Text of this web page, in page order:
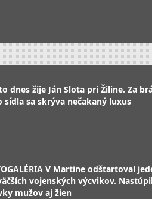
dnes žije Ján Slota pri Žiline. Za
sídla sa skrýva nečakaný luxus
V Martine odštartoval
vojenských výcvikov.
mužov aj žien